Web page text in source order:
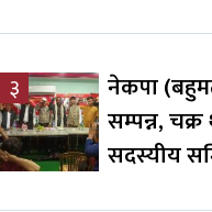
३
नेकपा
सम्पन्न,
सदस्यीय